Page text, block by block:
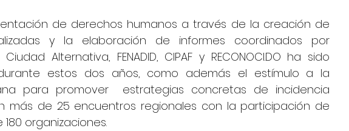
de derechos humanos a través de la creación de
y la elaboración de informes coordinados por
Alternativa, FENADID, CIPAF y RECONOCI.DO ha sido
estos dos años, como además el estímulo a la
para promover  estrategias concretas de incidencia
más de 25 encuentros regionales con la participación de
organizaciones.